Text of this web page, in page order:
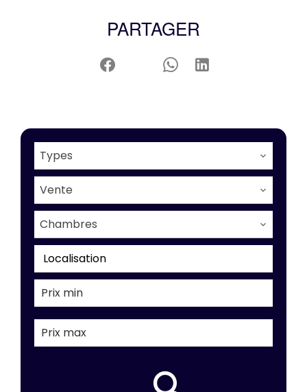
PARTAGER
Types
Vente
Chambres
Localisation